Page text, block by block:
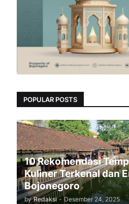
POPULAR POSTS
10 Rekomendasi
Kuliner Terkenal dan
Bojonegoro
by Redaksi - Desember 24, 2025